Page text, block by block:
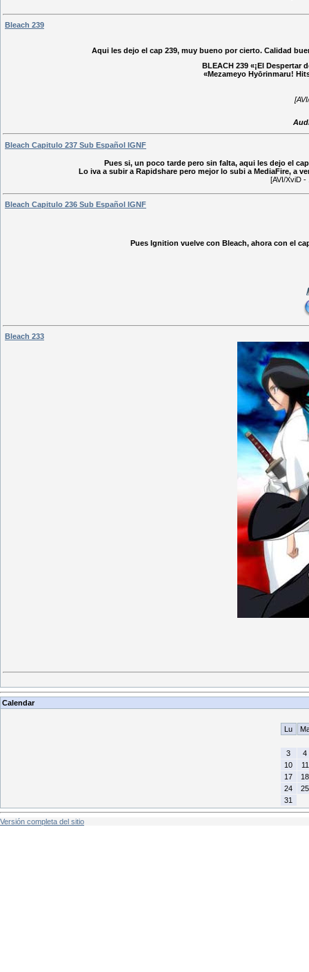
Bleach 239
Aqui les dejo el cap 239, muy bueno por cierto. Calidad
BLEACH 239 «¡El Despertar
«Mezameyo Hyōrinmaru!
Bleach Capitulo 237 Sub Español IGNF
Pues si, un poco tarde pero sin falta, aqui les dejo el
Lo iva a subir a Rapidshare pero mejor lo subi a MediaFire, a
[AVI/XviD
Bleach Capitulo 236 Sub Español IGNF
Pues Ignition vuelve con Bleach, ahora con el
Bleach 233
Calendar
Lu
3
4
10
11
17
18
24
25
31
Versión completa del sitio